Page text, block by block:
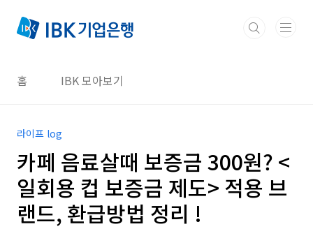
홈 IBK 모아보기
라이프 log
카페 음료살때 보증금 300원? <
일회용 컵 보증금 제도> 적용 브
랜드, 환급방법 정리 !